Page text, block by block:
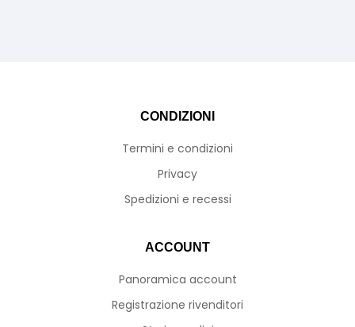
CONDIZIONI
Termini e condizioni
Privacy
Spedizioni e recessi
ACCOUNT
Panoramica account
Registrazione rivenditori